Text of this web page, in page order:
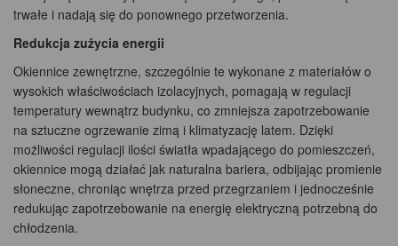
trwałe i nadają się do ponownego przetworzenia.
Redukcja zużycia energii
Okiennice zewnętrzne, szczególnie te wykonane z materiałów o
wysokich właściwościach izolacyjnych, pomagają w regulacji
temperatury wewnątrz budynku, co zmniejsza zapotrzebowanie
na sztuczne ogrzewanie zimą i klimatyzację latem. Dzięki
możliwości regulacji ilości światła wpadającego do pomieszczeń,
okiennice mogą działać jak naturalna bariera, odbijając promienie
słoneczne, chroniąc wnętrza przed przegrzaniem i jednocześnie
redukując zapotrzebowanie na energię elektryczną potrzebną do
chłodzenia.